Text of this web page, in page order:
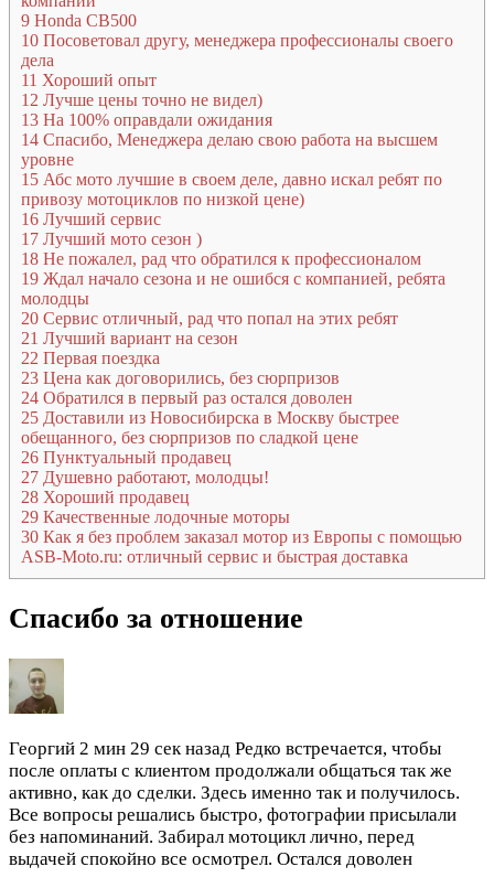
9 Honda CB500
10 Посоветовал другу, менеджера профессионалы своего
дела
11 Хороший опыт
12 Лучше цены точно не видел)
13 На 100% оправдали ожидания
14 Спасибо, Менеджера делаю свою работа на высшем
уровне
15 Абс мото лучшие в своем деле, давно искал ребят по
привозу мотоциклов по низкой цене)
16 Лучший сервис
17 Лучший мото сезон )
18 Не пожалел, рад что обратился к профессионалом
19 Ждал начало сезона и не ошибся с компанией, ребята
молодцы
20 Сервис отличный, рад что попал на этих ребят
21 Лучший вариант на сезон
22 Первая поездка
23 Цена как договорились, без сюрпризов
24 Обратился в первый раз остался доволен
25 Доставили из Новосибирска в Москву быстрее
обещанного, без сюрпризов по сладкой цене
26 Пунктуальный продавец
27 Душевно работают, молодцы!
28 Хороший продавец
29 Качественные лодочные моторы
30 Как я без проблем заказал мотор из Европы с помощью
ASB-Moto.ru: отличный сервис и быстрая доставка
Спасибо за отношение
Георгий 2 мин 29 сек назад Редко встречается, чтобы
после оплаты с клиентом продолжали общаться так же
активно, как до сделки. Здесь именно так и получилось.
Все вопросы решались быстро, фотографии присылали
без напоминаний. Забирал мотоцикл лично, перед
выдачей спокойно все осмотрел. Остался доволен